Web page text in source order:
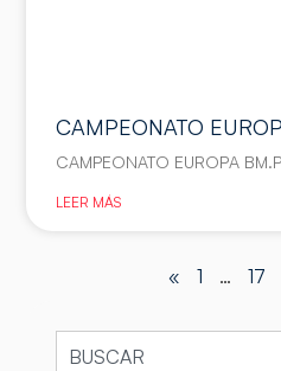
CAMPEONATO
CAMPEONATO EUROPA
LEER MÁS
« 1 … 17